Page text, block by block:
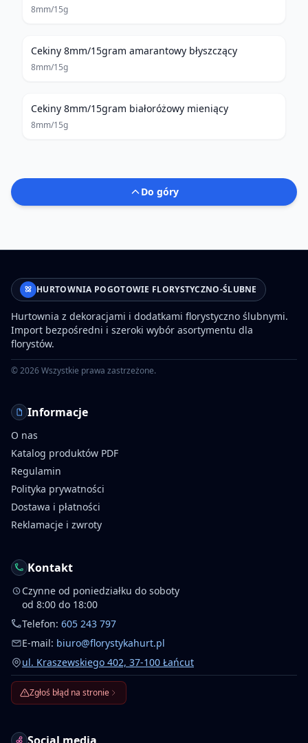
8mm/15g
Cekiny 8mm/15gram amarantowy błyszczący
8mm/15g
Cekiny 8mm/15gram białoróżowy mieniący
8mm/15g
Do góry
HURTOWNIA POGOTOWIE FLORYSTYCZNO-ŚLUBNE
Hurtownia z dekoracjami i dodatkami florystyczno ślubnymi.
Import bezpośredni i szeroki wybór asortymentu dla
florystów.
©2026Wszystkie prawa zastrzeżone.
Informacje
O nas
Katalog produktów PDF
Regulamin
Polityka prywatności
Dostawa i płatności
Reklamacje i zwroty
Kontakt
Czynne od poniedziałku do soboty
od 8:00 do 18:00
Telefon: 605 243 797
E-mail: biuro@florystykahurt.pl
ul. Kraszewskiego 402, 37-100 Łańcut
Zgłoś błąd na stronie